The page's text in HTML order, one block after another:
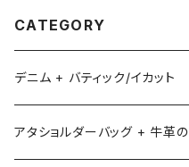
CATEGORY
デニム + バティック/イカット
アタショルダーバッグ + 牛革